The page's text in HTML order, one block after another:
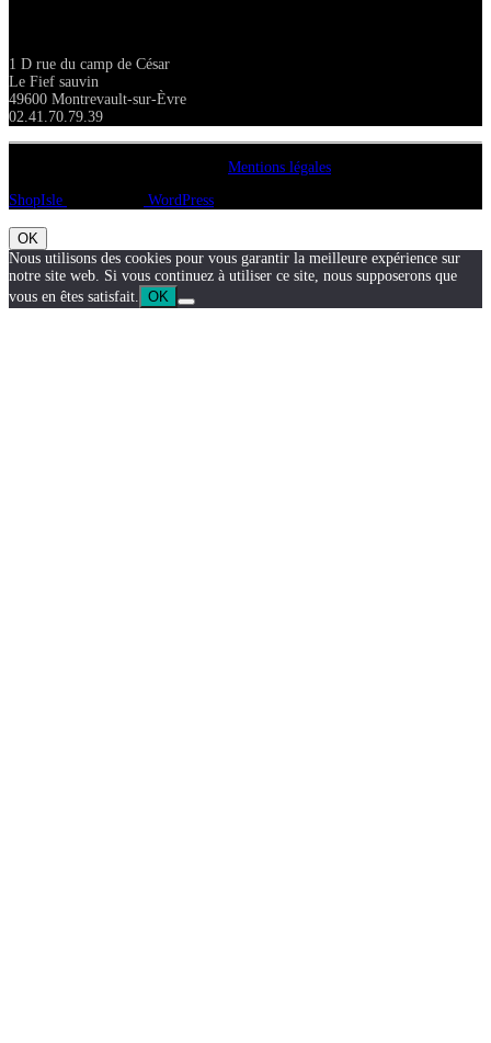
1 D rue du camp de César
Le Fief sauvin
49600 Montrevault-sur-Èvre
02.41.70.79.39
Mentions légales
ShopIsle
WordPress
OK
Nous utilisons des cookies pour vous garantir la meilleure expérience sur
notre site web. Si vous continuez à utiliser ce site, nous supposerons que
vous en êtes satisfait. OK